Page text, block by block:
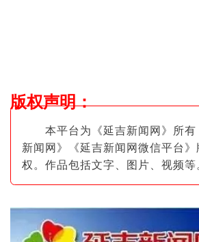
版权声明：
本平台为《延吉新闻网》所有
新闻网》《延吉新闻网微信平台
权。作品包括文字、图片 、视频等